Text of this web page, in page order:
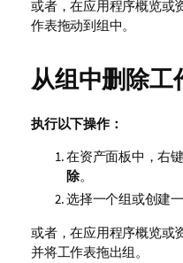
或者，在应用程序概览或
作表拖动到组中。
从组中删除工
执行以下操作：
在资产面板中，右
除。
选择一个组或创建一
或者，在应用程序概览或
并将工作表拖出组。